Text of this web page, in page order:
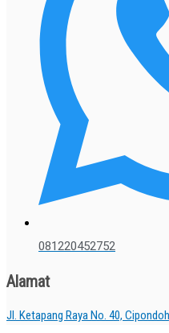
081220452752
Alamat
Jl. Ketapang Raya No. 40,